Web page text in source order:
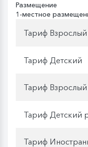
Размещение
1-местное
Тариф Взрослый
Тариф Детский
Тариф
Тариф Детский
Тариф